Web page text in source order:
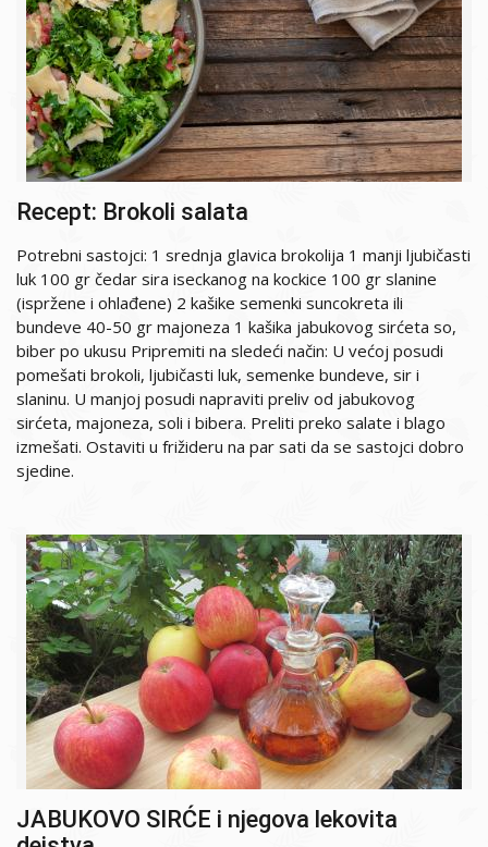
Recept: Brokoli salata
Potrebni sastojci: 1 srednja glavica brokolija 1 manji ljubičasti
luk 100 gr čedar sira iseckanog na kockice 100 gr slanine
(ispržene i ohlađene) 2 kašike semenki suncokreta ili
bundeve 40-50 gr majoneza 1 kašika jabukovog sirćeta so,
biber po ukusu Pripremiti na sledeći način: U većoj posudi
pomešati brokoli, ljubičasti luk, semenke bundeve, sir i
slaninu. U manjoj posudi napraviti preliv od jabukovog
sirćeta, majoneza, soli i bibera. Preliti preko salate i blago
izmešati. Ostaviti u frižideru na par sati da se sastojci dobro
sjedine.
JABUKOVO SIRĆE i njegova lekovita